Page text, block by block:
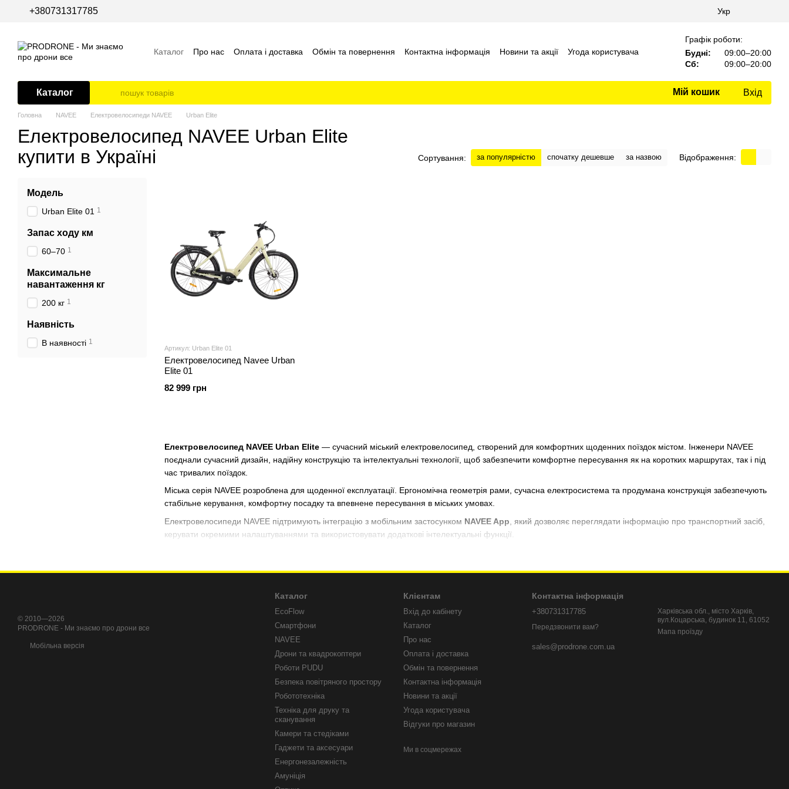
Перейти до основного контенту
+380731317785 Укр
Каталог Про нас Оплата і доставка Обмін та повернення Контактна інформація Новини та акції
Угода користувача
Графік роботи:
Будні:
09:00–20:00
Сб:
09:00–20:00
Каталог Мій кошик Вхід
Головна NAVEE Електровелосипеди NAVEE Urban Elite
Електровелосипед NAVEE Urban Elite
купити в Україні
Сортування: за популярністю спочатку дешевше за назвою Відображення:
Електровелосипед NAVEE Urban Elite — сучасний міський електровелосипед, створений для комфортних щоденних поїздок містом. Інженери NAVEE
поєднали сучасний дизайн, надійну конструкцію та інтелектуальні технології, щоб забезпечити комфортне пересування як на коротких маршрутах, так і під
час тривалих поїздок.
Міська серія NAVEE розроблена для щоденної експлуатації. Ергономічна геометрія рами, сучасна електросистема та продумана конструкція забезпечують
стабільне керування, комфортну посадку та впевнене пересування в міських умовах.
Електровелосипеди NAVEE підтримують інтеграцію з мобільним застосунком NAVEE App , який дозволяє переглядати інформацію про транспортний засіб,
керувати окремими налаштуваннями та використовувати додаткові інтелектуальні функції.
Артикул: Urban Elite 01
Електровелосипед Navee Urban
Elite 01
82 999 грн
Модель
Urban Elite 01 1
Запас ходу км
60–70 1
Максимальне
навантаження кг
200 кг 1
Наявність
В наявності 1
© 2010—2026
PRODRONE - Ми знаємо про дрони все
Мобільна версія
Каталог
EcoFlow
Смартфони
NAVEE
Дрони та квадрокоптери
Роботи PUDU
Безпека повітряного простору
Робототехніка
Техніка для друку та
сканування
Камери та стедіками
Гаджети та аксесуари
Енергонезалежність
Амуніція
Клієнтам
Вхід до кабінету
Каталог
Про нас
Оплата і доставка
Обмін та повернення
Контактна інформація
Новини та акції
Угода користувача
Відгуки про магазин
Ми в соцмережах
Контактна інформація
+380731317785
Передзвонити вам?
sales@prodrone.com.ua
Харківська обл., місто Харків,
вул.Коцарська, будинок 11, 61052
Мапа проїзду